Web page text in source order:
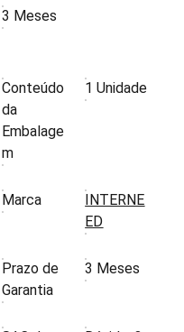
3 Meses
Conteúdo
da
Embalage
m
1 Unidade
Marca
INTERNE
ED
Prazo de
Garantia
3 Meses